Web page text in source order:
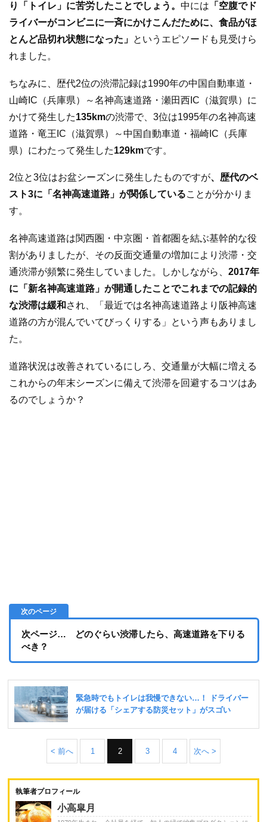
り「トイレ」に苦労したことでしょう。 中には 「空腹でド
ライバーがコンビニに一斉にかけこんだために、食品がほ
とんど品切れ状態になった」 というエピソードも見受けら
れました。
ちなみに、歴代2位の渋滞記録は1990年の中国自動車道・
山崎IC（兵庫県）～名神高速道路・瀬田西IC（滋賀県）に
かけて発生した135kmの渋滞で、3位は1995年の名神高速
道路・竜王IC（滋賀県）～中国自動車道・福崎IC（兵庫
県）にわたって発生した129kmです。
2位と3位はお盆シーズンに発生したものですが、歴代のベ
スト3に「名神高速道路」が関係していることが分かりま
す。
名神高速道路は関西圏・中京圏・首都圏を結ぶ基幹的な役
割がありましたが、その反面交通量の増加により渋滞・交
通渋滞が頻繁に発生していました。しかしながら、 2017年
に「新名神高速道路」が開通したことでこれまでの記録的
な渋滞は緩和 され、「最近では名神高速道路より阪神高速
道路の方が混んでいてびっくりする」という声もありまし
た。
道路状況は改善されているにしろ、交通量が大幅に増える
これからの年末シーズンに備えて渋滞を回避するコツはあ
るのでしょうか？
次ページ… どのぐらい渋滞したら、高速道路を下りる
べき？
< 前へ 1 2 3 4 次へ >
執筆者プロフィール
小高皐月